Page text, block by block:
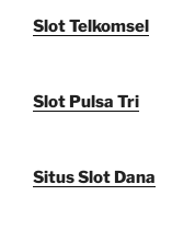
Slot Telkomsel
Slot Pulsa Tri
Situs Slot Dana